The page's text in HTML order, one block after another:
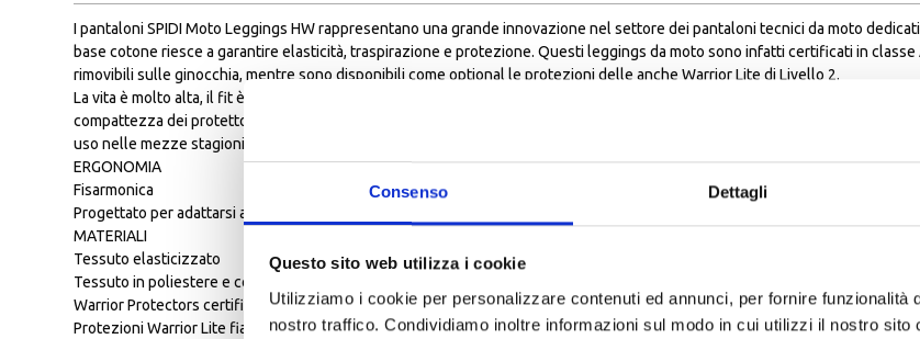
Consenso Dettagli
Questo sito web utilizza i cookie
Utilizziamo i cookie per personalizzare contenuti ed annunci, per fornire funzionalità
nostro traffico. Condividiamo inoltre informazioni sul modo in cui utilizzi il nostro
I pantaloni SPIDI Moto Leggings HW rappresentano una grande innovazione nel settore dei pantaloni tecnici da moto
base cotone riesce a garantire elasticità, traspirazione e protezione. Questi leggings da moto sono infatti certificati in
rimovibili sulle ginocchia, mentre sono disponibili come optional le protezioni delle anche Warrior Lite di Livello 2.
La vita è molto alta, il fit è skinny e l'aderenza al corpo è sempre garantita dal tessuto stretch e dalla generosa fascia
compattezza dei protettori della serie Warrior e ai pannelli elastici sulle ginocchia, sono ideali per la guida di tutte le moto,
uso nelle mezze stagioni; per un utilizzo della moto in climi più caldi è consigliato il modello Moto Jeggings HW Dyneema.
ERGONOMIA
Fisarmonica
Progettato per adattarsi al meglio alla morfologia delle donne
MATERIALI
Tessuto elasticizzato
Tessuto in poliestere e cotone
Warrior Protectors certificato EN 1621-1 Lev. 1 ginocchia
Protezioni Warrior Lite fianchi Opzionale Z180-Z191